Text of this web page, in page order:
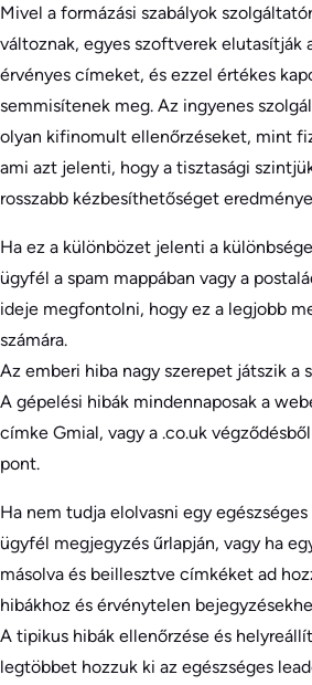
Mivel a formázási szabályok
változnak, egyes szoftverek elutasítják
érvényes címeket, és ezzel értékes
semmisítenek meg. Az ingyenes
olyan kifinomult ellenőrzéseket, mint
ami azt jelenti, hogy a tisztasági
rosszabb kézbesíthetőséget
Ha ez a különbözet jelenti a
ügyfél a spam mappában vagy a
ideje megfontolni, hogy ez a legjobb
számára.
Az emberi hiba nagy szerepet játszik a
A gépelési hibák mindennaposak a
címke Gmial, vagy a .co.uk
pont.
Ha nem tudja elolvasni egy
ügyfél megjegyzés űrlapján, vagy ha
másolva és beillesztve címkéket ad
hibákhoz és érvénytelen
A tipikus hibák ellenőrzése és
legtöbbet hozzuk ki az egészséges